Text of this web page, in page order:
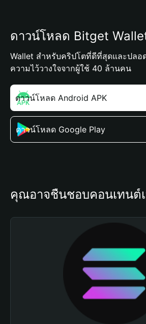
ดาวน์โหลด Bitget
Wallet สำหรับคริปโตที่ดีที่สุดและปลอ
ความไว้วางใจจากผู้ใช้ 40 ล้านคน
ดาวน์โหลด Android APK
ดาวน์โหลด Google Play
คุณอาจชื่นชอบคอนเทนต์